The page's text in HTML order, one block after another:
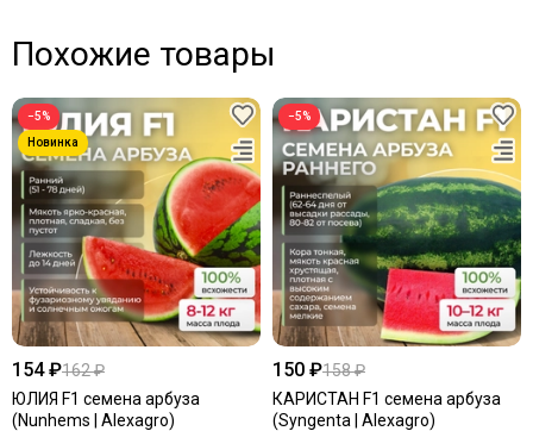
Похожие товары
−5%
154 ₽162 ₽
ЮЛИЯ F1 семена арбуза
(Nunhems | Alexagro)
−5%
150 ₽158 ₽
КАРИСТАН F1 семена арбуза
(Syngenta | Alexagro)